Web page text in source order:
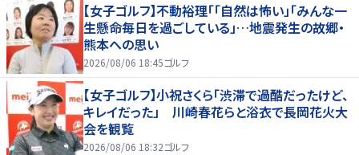
【女子ゴルフ】不動裕理「「自然は怖い」「みんな一
生懸命毎日を過ごしている」…地震発生の故郷・
熊本への思い
2026/08/06 18:45ゴルフ
【女子ゴルフ】小祝さくら「渋滞で過酷だったけど、
キレイだった」 川崎春花らと浴衣で長岡花火大
会を観覧
2026/08/06 18:32ゴルフ